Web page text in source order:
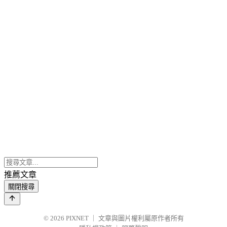
推薦文章
關閉搜尋
© 2026 PIXNET
文章與圖片權利屬原作者所有